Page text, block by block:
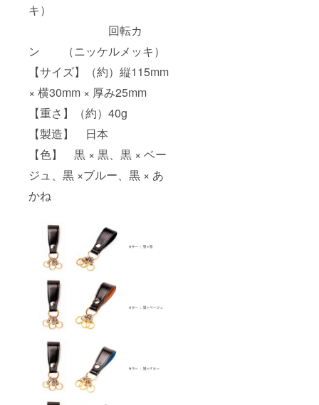
キ）
回転カ
ン （ニッケルメッキ）
【サイズ】（約）縦115mm
× 横30mm × 厚み25mm
【重さ】（約）40g
【製造】 日本
【色】 黒 × 黒、黒 × ベー
ジュ、黒 ×ブルー、黒 × あ
かね